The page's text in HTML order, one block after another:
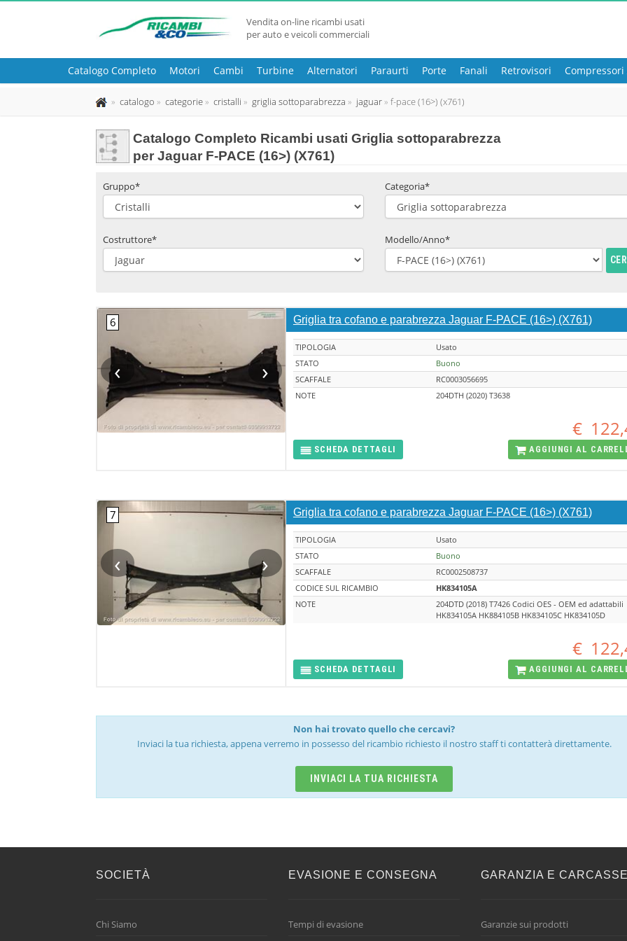
Vendita on-line ricambi usati
per auto e veicoli commerciali
Catalogo Completo Motori Cambi Turbine Alternatori Paraurti Porte Fanali Retrovisori Compressori
catalogo categorie cristalli griglia sottoparabrezza jaguar f-pace (16>) (x761)
Catalogo Completo Ricambi usati Griglia sottoparabrezza
per Jaguar F-PACE (16>) (X761)
Gruppo* Categoria*
Costruttore* Modello/Anno*
‹ ›
Griglia tra cofano e parabrezza Jaguar F-PACE (16>) (X761)
TIPOLOGIA
Usato
STATO
Buono
SCAFFALE
RC0003056695
NOTE
204DTH (2020) T3638
€
SCHEDA DETTAGLI AGGIUNGI AL
‹ ›
Griglia tra cofano e parabrezza Jaguar F-PACE (16>) (X761)
TIPOLOGIA
Usato
STATO
Buono
SCAFFALE
RC0002508737
CODICE SUL RICAMBIO
HK834105A
NOTE
204DTD (2018) T7426 Codici OES - OEM ed adattabili
HK834105A HK884105B HK834105C HK834105D
€
SCHEDA DETTAGLI AGGIUNGI AL
Non hai trovato quello che cercavi?
Inviaci la tua richiesta, appena verremo in possesso del ricambio richiesto il nostro staff ti contatterà direttamente.
INVIACI LA TUA RICHIESTA
SOCIETÀ
Chi Siamo
EVASIONE E CONSEGNA
Tempi di evasione
GARANZIA E CARCASSE
Garanzie sui prodotti